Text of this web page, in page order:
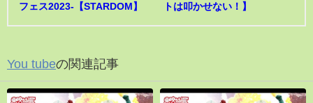
フェス2023-【STARDOM】
トは叩かせない！】
You tubeの関連記事